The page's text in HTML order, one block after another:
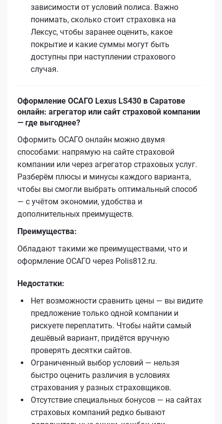
зависимости от условий полиса. Важно
понимать, сколько стоит страховка на
Лексус, чтобы заранее оценить, какое
покрытие и какие суммы могут быть
доступны при наступлении страхового
случая.
Оформление ОСАГО Lexus LS430 в Саратове
онлайн: агрегатор или сайт страховой компании
— где выгоднее?
Оформить ОСАГО онлайн можно двумя
способами: напрямую на сайте страховой
компании или через агрегатор страховых услуг.
Разберём плюсы и минусы каждого варианта,
чтобы вы смогли выбрать оптимальный способ
— с учётом экономии, удобства и
дополнительных преимуществ.
Преимущества:
Обладают такими же преимуществами, что и
оформление ОСАГО через Polis812.ru.
Недостатки:
Нет возможности сравнить цены — вы видите
предложение только одной компании и
рискуете переплатить. Чтобы найти самый
дешёвый вариант, придётся вручную
проверять десятки сайтов.
Ограниченный выбор условий — нельзя
быстро оценить различия в условиях
страхования у разных страховщиков.
Отсутствие специальных бонусов — на сайтах
страховых компаний редко бывают